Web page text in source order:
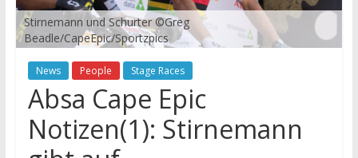
Stirnemann und Schurter ©Greg
Beadle/CapeEpic/Sportzpics
News People Stage Races
Absa Cape Epic
Notizen(1): Stirnemann